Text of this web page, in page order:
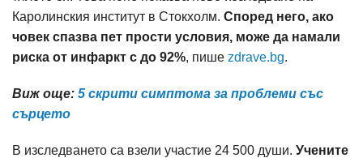
Каролинския институт в Стокхолм. Според него, ако
човек спазва пет прости условия, може да намали
риска от инфаркт с до 92%, пише zdrave.bg.
Виж още: 5 скрити симптома за проблеми със
сърцето
В изследването са взели участие 24 500 души. Учените